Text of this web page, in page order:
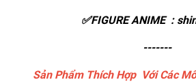
✅FIGURE ANIME :
-------
Sản Phẩm Thích Hợp Với Các